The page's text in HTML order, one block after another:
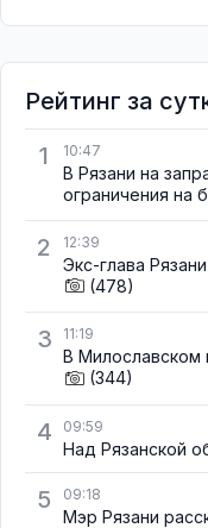
Рейтинг за
1
10:47
В Рязани на
ограничения на
2 12:39
Экс-глава
(478)
3 11:19
В Милославском
(344)
4 09:59
Над Рязанской
5 09:18
Мэр Рязани